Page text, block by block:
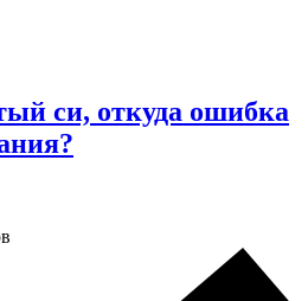
си, откуда ошибка